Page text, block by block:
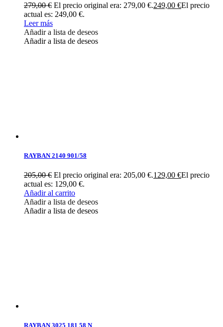
279,00€ El precio original era: 279,00 €.249,00 €El precio
actual es: 249,00 €.
Leer más
Añadir a lista de deseos
Añadir a lista de deseos
RAYBAN 2140 901/58
205,00€ El precio original era: 205,00 €.129,00 €El precio
actual es: 129,00 €.
Añadir al carrito
Añadir a lista de deseos
Añadir a lista de deseos
RAYBAN 3025 181 58 N